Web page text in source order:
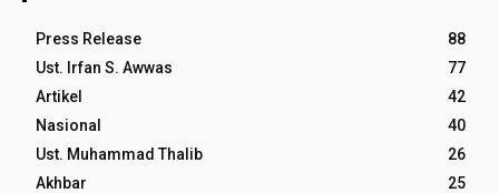
Press Release
88
Ust. Irfan S. Awwas
77
Artikel
42
Nasional
40
Ust. Muhammad Thalib
26
Akhbar
25